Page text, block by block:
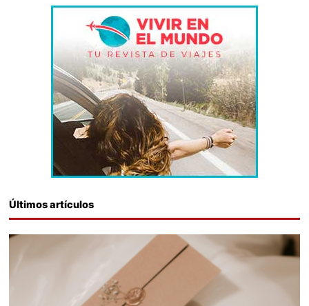
Últimos artículos